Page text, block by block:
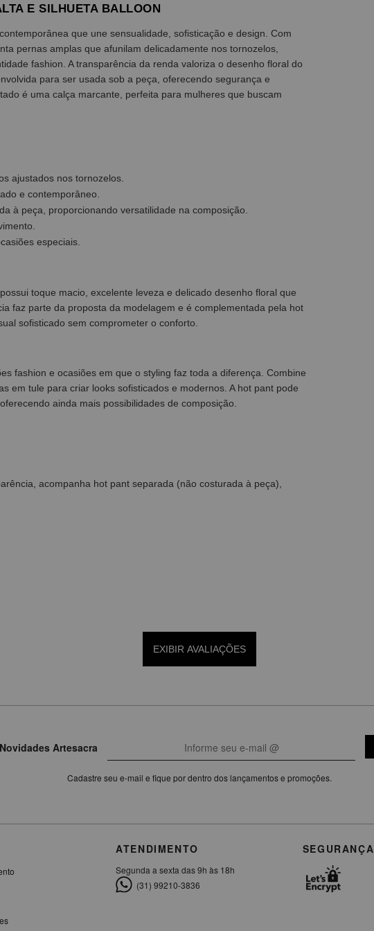
E SILHUETA BALLOON
que une sensualidade, sofisticação e design. Com
pernas amplas que afunilam delicadamente nos tornozelos,
fashion. A transparência da renda valoriza o desenho floral do
para ser usada sob a peça, oferecendo segurança e
é uma calça marcante, perfeita para mulheres que buscam
ajustados nos tornozelos.
e contemporâneo.
à peça, proporcionando versatilidade na composição.
especiais.
toque macio, excelente leveza e delicado desenho floral que
faz parte da proposta da modelagem e é complementada pela hot
sofisticado sem comprometer o conforto.
fashion e ocasiões em que o styling faz toda a diferença. Combine
em tule para criar looks sofisticados e modernos. A hot pant pode
ainda mais possibilidades de composição.
acompanha hot pant separada (não costurada à peça),
EXIBIR AVALIAÇÕES
Artesacra
Cadastre seu e-mail e fique por dentro dos lançamentos e promoções.
ATENDIMENTO
Segunda a sexta das 9h às 18h
(31) 99210-3836
SEGURANÇA